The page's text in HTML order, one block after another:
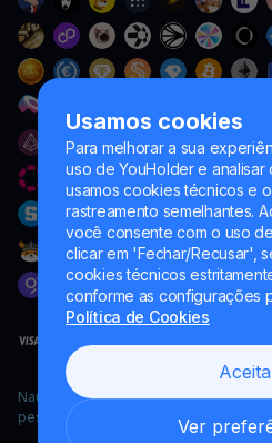
Usamos cookies
Para melhorar a sua
uso de YouHolder e
usamos cookies técnicos e
rastreamento semelhantes.
você consente com o uso
clicar em 'Fechar/Recusar',
cookies técnicos
conforme as configurações
Política de Cookies
Ver
Naumard LTD. – apenas para fins de
pesquisa e marketing